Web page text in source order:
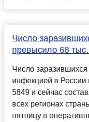
Число
превысило 68
Число
инфекцией в России
5849 и сейчас
всех регионах
пятницу в